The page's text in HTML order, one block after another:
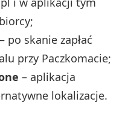
– po skanie zapłać
przy Paczkomacie;
– aplikacja
lokalizacje.